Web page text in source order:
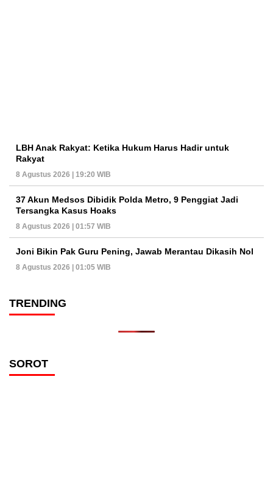
LBH Anak Rakyat: Ketika Hukum Harus Hadir untuk
Rakyat
8 Agustus 2026 | 19:20 WIB
37 Akun Medsos Dibidik Polda Metro, 9 Penggiat Jadi
Tersangka Kasus Hoaks
8 Agustus 2026 | 01:57 WIB
Joni Bikin Pak Guru Pening, Jawab Merantau Dikasih Nol
8 Agustus 2026 | 01:05 WIB
TRENDING
SOROT